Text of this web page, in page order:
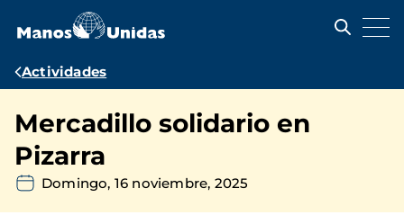
contenido
Ruta
navegación
Actividades
Mercadillo solidario en
Pizarra
Domingo, 16 noviembre, 2025